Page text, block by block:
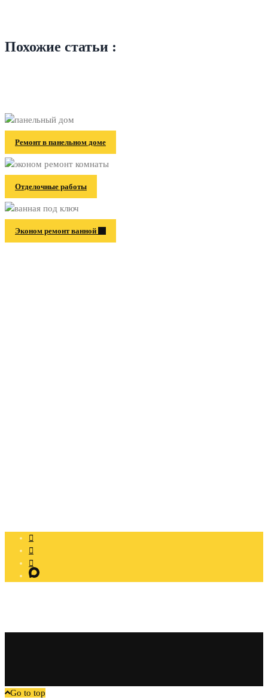
Похожие статьи :
Ремонт в панельном доме
Отделочные работы
Эконом ремонт ванной
Go to top